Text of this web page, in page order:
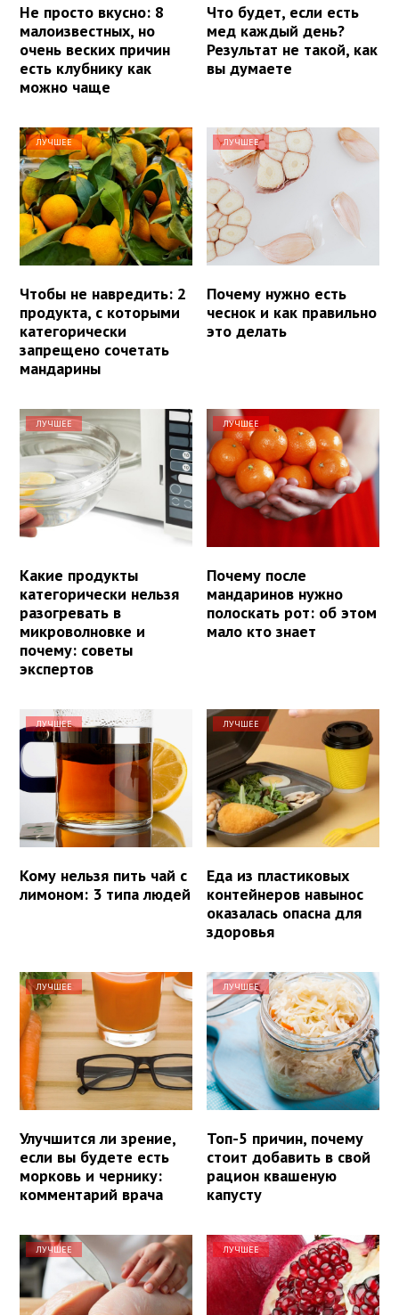
Не просто вкусно: 8
малоизвестных, но
очень веских причин
есть клубнику как
можно чаще
Что будет, если есть
мед каждый день?
Результат не такой, как
вы думаете
ЛУЧШЕЕ
Чтобы не навредить: 2
продукта, с которыми
категорически
запрещено сочетать
мандарины
ЛУЧШЕЕ
Почему нужно есть
чеснок и как правильно
это делать
ЛУЧШЕЕ
Какие продукты
категорически нельзя
разогревать в
микроволновке и
почему: советы
экспертов
ЛУЧШЕЕ
Почему после
мандаринов нужно
полоскать рот: об этом
мало кто знает
ЛУЧШЕЕ
Кому нельзя пить чай с
лимоном: 3 типа людей
ЛУЧШЕЕ
Еда из пластиковых
контейнеров навынос
оказалась опасна для
здоровья
ЛУЧШЕЕ
Улучшится ли зрение,
если вы будете есть
морковь и чернику:
комментарий врача
ЛУЧШЕЕ
Топ-5 причин, почему
стоит добавить в свой
рацион квашеную
капусту
ЛУЧШЕЕ ЛУЧШЕЕ